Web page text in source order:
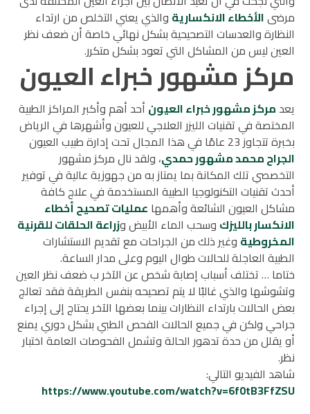
مرضىالأخطاء الانكسارية والذي يعني التخلص من ارتداء
النظارة والعدسات التصحيحية بشكل نهائي خاصة أن ضعف نظر
العين ليس من المشاكل التي تعود بشكل متكرر.
مركز مشهور خبراء العيون
يعد مركز مشهور خبراء العيون أحد أهم وأكبر المراكز الطبية
المختصة في تقنيات الليزر العلاجي للعيون وأشهرها في الرياض
بخبرة تتجاوز 23 عامًا في هذا المجال تحت إدارة طبيب العيون
الجراح محمد مشهور حمدي، ولقد نال مركز مشهور
التخصصي تلك المكانة بما يمتاز به من جهوزية عالية في توفير
أحدث تقنيات التكنولوجيا الطبية المستخدمة في علاج كافة
مشاكل العيون الشائعة وأهمها عمليات تصحيح أخطاء
الانكسار بالليزك وسحب الماء الأبيض وزراعة الحلقات للقرنية
المخروطية وغير ذلك من الجراحات مع تقديم الاستشارات
الطبية العاجلة للحالات طوال اليوم وعلى مدار الساعة.
ختاما … تختلف أسباب إصابة شخص عن الآخر ب ضعف نظر العين
وتشوشها والذي غالبًا لا يتم تصحيحه بنفس الطريقة فقد تعالج
بعض الحالات بارتداء النظارات بينما بعضها الآخر يحتاج إلى إجراء
جراحي ولكن في جميع الحالات الفحص الطبي بشكل دوري يمنع
أو يقلل من حدة تدهور الحالة وتشمل الفحوصات العامة اختبار
نظر.
شاهد الفيديو التالي:
https://www.youtube.com/watch?v=6f0tB3FfZSU